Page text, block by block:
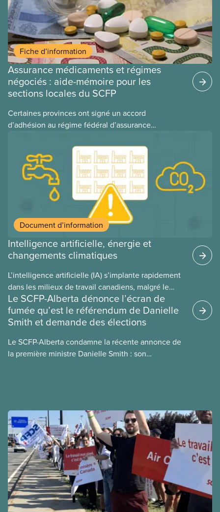
Fiche d’information
Assurance médicaments et régimes
négociés : aide-mémoire pour les
sections locales du SCFP
Certaines provinces ont signé un accord
d’adhésion au régime fédéral d’assurance
ces provinces s’interrogent sur l’incidence que ce
régime pourrait avoir sur leurs avantages
sociaux actuels.
Document d’information
Intelligence artificielle, énergie et
changements climatiques
L’intelligence artificielle (IA) s’implante rapidement
dans les milieux de travail canadiens, malgré le
manque de lois et de règlements pour l’encadrer et
de tests menés en amont. Le présent document
d’information porte sur la consommation
environnementales, le rôle du secteur privé dans
l’intensification de ces conséquences et les
Le SCFP-Alberta dénonce l’écran de
fumée qu’est le référendum de Danielle
Smith et demande des élections
Le SCFP-Alberta condamne la récente annonce de
la première ministre Danielle Smith : son